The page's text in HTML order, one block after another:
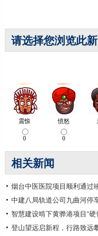
请选择您浏览此
相关新闻
烟台中医医院项目顺利通过
中建八局轨道公司九曲河停
智慧建设啃下黄骅港项目“硬
登山望远启新程，行路致远